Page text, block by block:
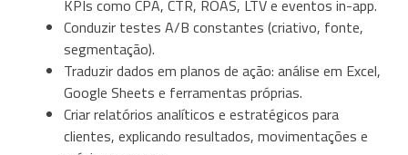
KPIs como CPA, CTR, ROAS, LTV e eventos in-app.
Conduzir testes A/B constantes (criativo, fonte,
segmentação).
Traduzir dados em planos de ação: análise em Excel,
Google Sheets e ferramentas próprias.
Criar relatórios analíticos e estratégicos para
clientes, explicando resultados, movimentações e